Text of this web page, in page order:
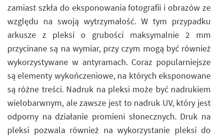
zamiast szkła do eksponowania fotografii i obrazów ze
względu na swoją wytrzymałość. W tym przypadku
arkusze z pleksi o grubości maksymalnie 2 mm
przycinane są na wymiar, przy czym mogą być również
wykorzystywane w antyramach. Coraz popularniejsze
są elementy wykończeniowe, na których eksponowane
są różne treści. Nadruk na pleksi może być nadrukiem
wielobarwnym, ale zawsze jest to nadruk UV, który jest
odporny na działanie promieni słonecznych. Druk na
pleksi pozwala również na wykorzystanie pleksi do